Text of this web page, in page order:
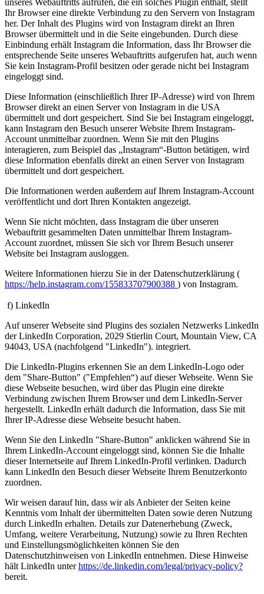
unseres Webauftritts aufrufen, die ein solches Plugin enthält, stellt
Ihr Browser eine direkte Verbindung zu den Servern von Instagram
her. Der Inhalt des Plugins wird von Instagram direkt an Ihren
Browser übermittelt und in die Seite eingebunden. Durch diese
Einbindung erhält Instagram die Information, dass Ihr Browser die
entsprechende Seite unseres Webauftritts aufgerufen hat, auch wenn
Sie kein Instagram-Profil besitzen oder gerade nicht bei Instagram
eingeloggt sind.
Diese Information (einschließlich Ihrer IP-Adresse) wird von Ihrem
Browser direkt an einen Server von Instagram in die USA
übermittelt und dort gespeichert. Sind Sie bei Instagram eingeloggt,
kann Instagram den Besuch unserer Website Ihrem Instagram-
Account unmittelbar zuordnen. Wenn Sie mit den Plugins
interagieren, zum Beispiel das „Instagram“-Button betätigen, wird
diese Information ebenfalls direkt an einen Server von Instagram
übermittelt und dort gespeichert.
Die Informationen werden außerdem auf Ihrem Instagram-Account
veröffentlicht und dort Ihren Kontakten angezeigt.
Wenn Sie nicht möchten, dass Instagram die über unseren
Webauftritt gesammelten Daten unmittelbar Ihrem Instagram-
Account zuordnet, müssen Sie sich vor Ihrem Besuch unserer
Website bei Instagram ausloggen.
Weitere Informationen hierzu Sie in der Datenschutzerklärung (
https://help.instagram.com/155833707900388 ) von Instagram.
f) LinkedIn
Auf unserer Webseite sind Plugins des sozialen Netzwerks LinkedIn
der LinkedIn Corporation, 2029 Stierlin Court, Mountain View, CA
94043, USA (nachfolgend "LinkedIn"). integriert.
Die LinkedIn-Plugins erkennen Sie an dem LinkedIn-Logo oder
dem "Share-Button" ("Empfehlen“) auf dieser Webseite. Wenn Sie
diese Webseite besuchen, wird über das Plugin eine direkte
Verbindung zwischen Ihrem Browser und dem LinkedIn-Server
hergestellt. LinkedIn erhält dadurch die Information, dass Sie mit
Ihrer IP-Adresse diese Webseite besucht haben.
Wenn Sie den LinkedIn "Share-Button" anklicken während Sie in
Ihrem LinkedIn-Account eingeloggt sind, können Sie die Inhalte
dieser Internetseite auf Ihrem LinkedIn-Profil verlinken. Dadurch
kann LinkedIn den Besuch dieser Webseite Ihrem Benutzerkonto
zuordnen.
Wir weisen darauf hin, dass wir als Anbieter der Seiten keine
Kenntnis vom Inhalt der übermittelten Daten sowie deren Nutzung
durch LinkedIn erhalten. Details zur Datenerhebung (Zweck,
Umfang, weitere Verarbeitung, Nutzung) sowie zu Ihren Rechten
und Einstellungsmöglichkeiten können Sie den
Datenschutzhinweisen von LinkedIn entnehmen. Diese Hinweise
hält LinkedIn unterhttps://de.linkedin.com/legal/privacy-policy?
bereit.